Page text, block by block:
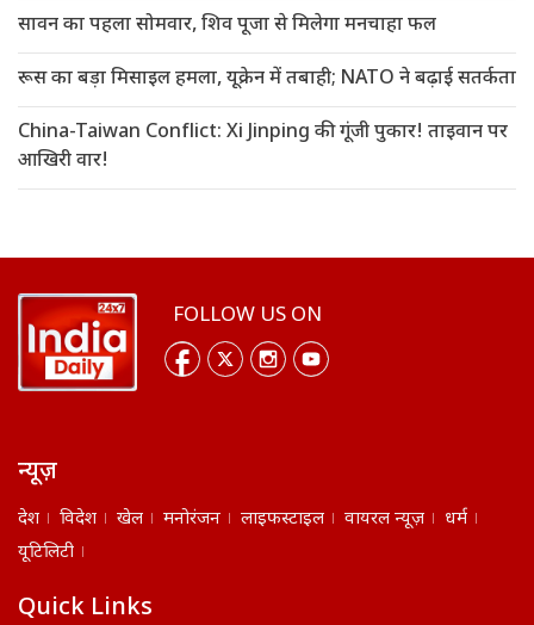
सावन का पहला सोमवार, शिव पूजा से मिलेगा मनचाहा फल
रूस का बड़ा मिसाइल हमला, यूक्रेन में तबाही; NATO ने बढ़ाई सतर्कता
China-Taiwan Conflict: Xi Jinping की गूंजी पुकार! ताइवान पर
आखिरी वार!
FOLLOW US ON
न्यूज़
देश विदेश खेल मनोरंजन लाइफस्टाइल वायरल न्यूज़
धर्म
यूटिलिटी
Quick Links